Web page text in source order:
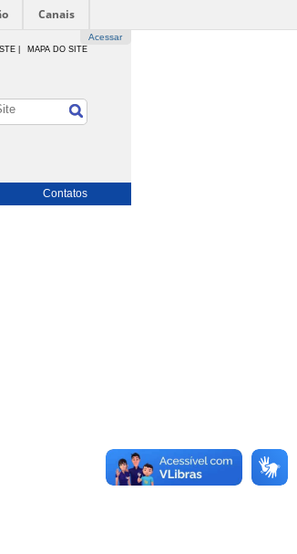
Canais
Acessar
| MAPA DO SITE
Contatos